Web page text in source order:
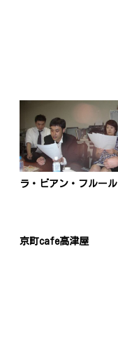
ラ・ビアン・フルール
京町cafe高津屋